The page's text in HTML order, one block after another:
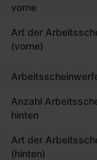
vorne
Art der
(vorne)
Anzahl
hinten
Art der
(hinten)